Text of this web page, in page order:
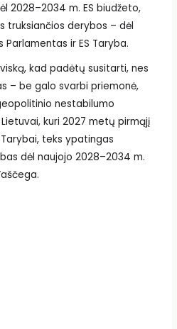
2028–2034 m. ES biudžeto,
truksiančios derybos – dėl
ir ES Taryba.
kad padėtų susitarti, nes
– be galo svarbi priemonė,
nestabilumo
kuri 2027 metų pirmąjį
teks ypatingas
dėl naujojo 2028–2034 m.